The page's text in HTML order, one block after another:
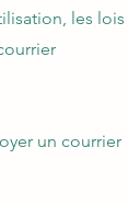
les lois
un courrier